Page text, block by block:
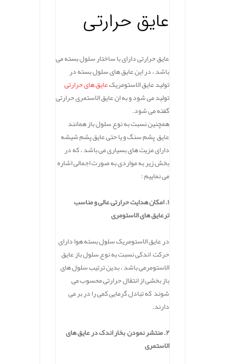
عایق حرارتی
عایق حرارتی دارای با ساختار سلول بسته می
باشد ، در این عایق های سلول بسته در
تولید عایق الاستومریکعایق های حرارتی
تولید می شود و به ان عایق الاستمری حرارتی
گفته می شود.
همچنین نسبت به نوع سلول باز همانند
عایق پشم سنگ و یا حتی عایق پشم شیشه
دارای مزیت های بسیاری می باشد ، که در
بخش زیر به مواردی به صورت اجمالی اشاره
می نماییم :
۱. امکان هدایت حرارتی عالی و مناسب
ترعایق های الاستومری
در عایق الاستومریک سلول بسته هوا دارای
حرکت اندکی نسبت به نوع سلول باز عایق
الاستومرمی باشد ، بدین ترتیب سلول های
باز بخشی از انتقال حرارتی محسوب می
شوند که تبادل گرمایی کمی را در بر می
دارند.
۲. منتشر نمودن بخار اندک در عایق های
الاستمری